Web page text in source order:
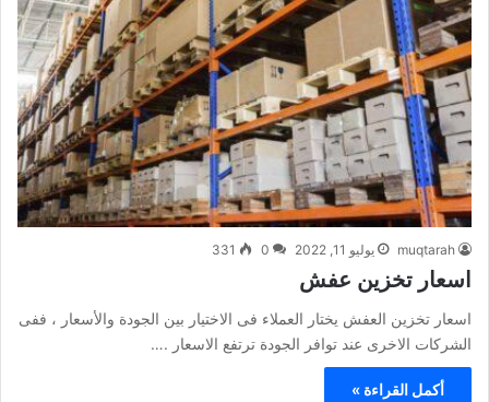
muqtarah يوليو 11, 2022 0
331
اسعار تخزين عفش
اسعار تخزين العفش يختار العملاء فى الاختيار بين الجودة والأسعار ، ففى
الشركات الاخرى عند توافر الجودة ترتفع الاسعار .…
أكمل القراءة »